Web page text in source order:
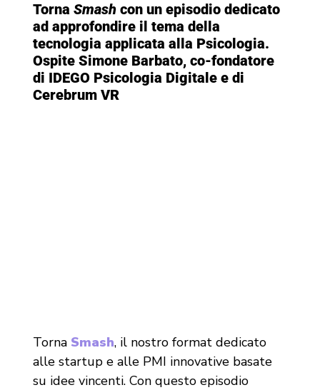
Torna Smashcon un episodio dedicato
ad approfondire il tema della
tecnologia applicata alla Psicologia.
Ospite Simone Barbato, co-fondatore
di IDEGO Psicologia Digitale e di
Cerebrum VR
Torna Smash, il nostro format dedicato
alle startup e alle PMI innovative basate
su idee vincenti. Con questo episodio